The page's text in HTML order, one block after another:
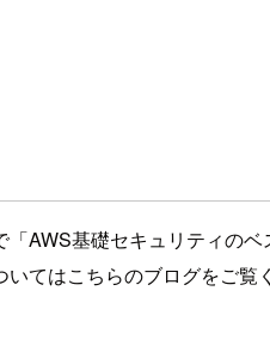
AWS基礎セキュリティの
てはこちらのブログをご覧